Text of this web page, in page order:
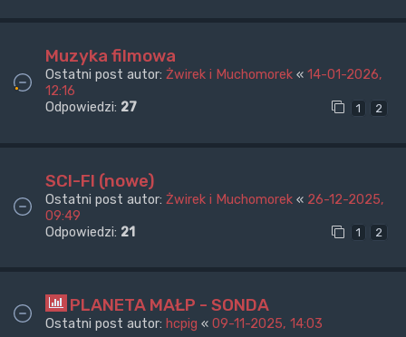
Muzyka filmowa
Ostatni post autor: Żwirek i Muchomorek « 14-01-2026,
12:16
Odpowiedzi: 27 1 2
SCI-FI (nowe)
Ostatni post autor: Żwirek i Muchomorek « 26-12-2025,
09:49
Odpowiedzi: 21 1 2
PLANETA MAŁP - SONDA
Ostatni post autor: hcpig « 09-11-2025, 14:03